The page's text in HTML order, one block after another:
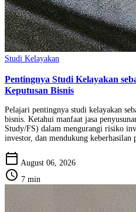
Studi Kelayakan
Pentingnya Studi Kelayakan
Keputusan Bisnis
Pelajari pentingnya studi kelayakan
bisnis. Ketahui manfaat jasa
Study/FS) dalam mengurangi risiko
investor, dan mendukung keberhasilan
calendar_today August 06, 2026
schedule 7 min